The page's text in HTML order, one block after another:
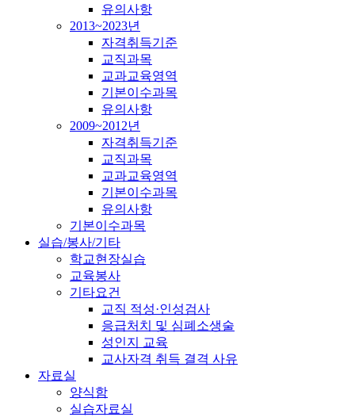
유의사항
2013~2023년
자격취득기준
교직과목
교과교육영역
기본이수과목
유의사항
2009~2012년
자격취득기준
교직과목
교과교육영역
기본이수과목
유의사항
기본이수과목
실습/봉사/기타
학교현장실습
교육봉사
기타요건
교직 적성·인성검사
응급처치 및 심폐소생술
성인지 교육
교사자격 취득 결격 사유
자료실
양식함
실습자료실